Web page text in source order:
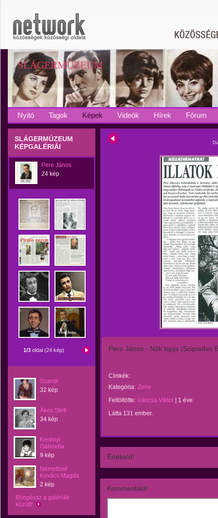
SLÁGERMÚZEUM
Nyitó Tagok Képek Videók Hírek Fórum
SLÁGERMÚZEUM
KÉPGALÉRIÁI
Pere János
24 kép
1/3 oldal (24 kép)
Szandi
32 kép
Ákos Stefi
34 kép
Kerényi
Gabriella
9 kép
Némethné
Kovács Magda
2 kép
Böngéssz a galériák
között!
Pere János - Nők lapja (Scipiades
Címkék:
Kategória: Zene
Feltöltötte: Váncsa Viktor
1 éve
Látta 131 ember.
Értékeld!
Kommentáld!